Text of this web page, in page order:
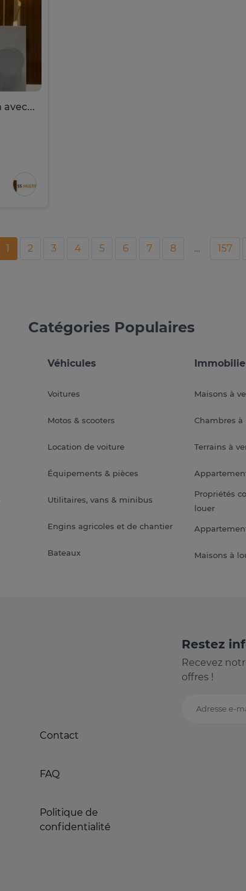
Google Nest Cam avec projecteurs
1 2 3 4 5 6 7 8 ... 157
Catégories Populaires
Véhicules
Voitures
Motos & scooters
Location de voiture
Équipements & pièces
Utilitaires, vans & minibus
Engins agricoles et de chantier
Bateaux
Maisons à
Chambres à
Terrains à
Propriétés
louer
Maisons à
Contact
FAQ
Politique de
confidentialité
Restez
Recevez
offres !
Adresse e-